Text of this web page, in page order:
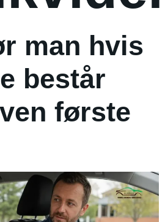
man hvis
består
første